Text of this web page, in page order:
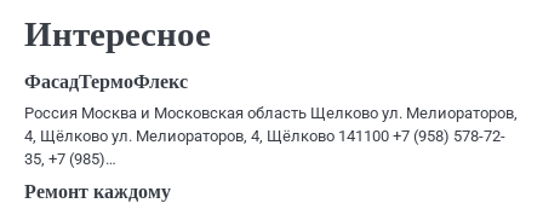
записям
Интересное
ФасадТермоФлекс
Россия Москва и Московская область Щелково ул. Мелиораторов,
4, Щёлково ул. Мелиораторов, 4, Щёлково 141100 +7 (958) 578-72-
35, +7 (985)…
Ремонт каждому